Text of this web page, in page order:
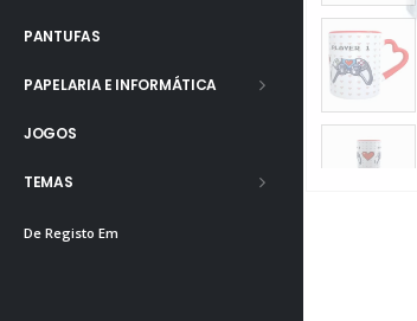
PANTUFAS
PAPELARIA E INFORMÁTICA
JOGOS
TEMAS
De Registo Em